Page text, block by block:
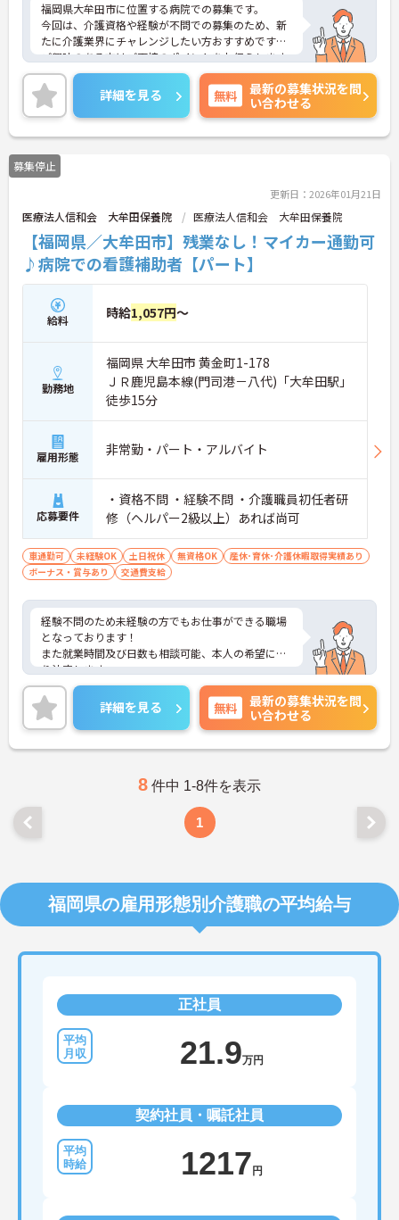
福岡県大牟田市に位置する病院での募集です。
今回は、介護資格や経験が不問での募集のため、新
たに介護業界にチャレンジしたい方おすすめです。
ご興味のある方はご面接のポイントをお伝えします
ので、お気軽にお問い合わせください。
詳細を見る 無料
最新の募集状況を問
い合わせる
募集停止
更新日：2026年01月21日
医療法人信和会 大牟田保養院 医療法人信和会 大牟田保養院
【福岡県／大牟田市】残業なし！マイカー通勤可
♪病院での看護補助者【パート】
給料 時給1,057円～
勤務地
福岡県 大牟田市 黄金町1-178
ＪＲ鹿児島本線(門司港－八代)「大牟田駅」
徒歩15分
雇用形態 非常勤・パート・アルバイト
応募要件
・資格不問 ・経験不問 ・介護職員初任者研
修（ヘルパー2級以上）あれば尚可
車通勤可 未経験OK 土日祝休 無資格OK
産休･育休･介護休暇取得実績あり
ボーナス・賞与あり
交通費支給
経験不問のため未経験の方でもお仕事ができる職場
となっております！
また就業時間及び日数も相談可能、本人の希望によ
り決定します。
この求人にご興味がございましたら面接のポイント
もお伝えしますので是非ご応募お待ちしておりま
す！
詳細を見る 無料
最新の募集状況を問
い合わせる
8 件中 1-8件を表示
1
福岡県の雇用形態別介護職の平均給与
正社員
21.9万円
契約社員・嘱託社員
1217 円